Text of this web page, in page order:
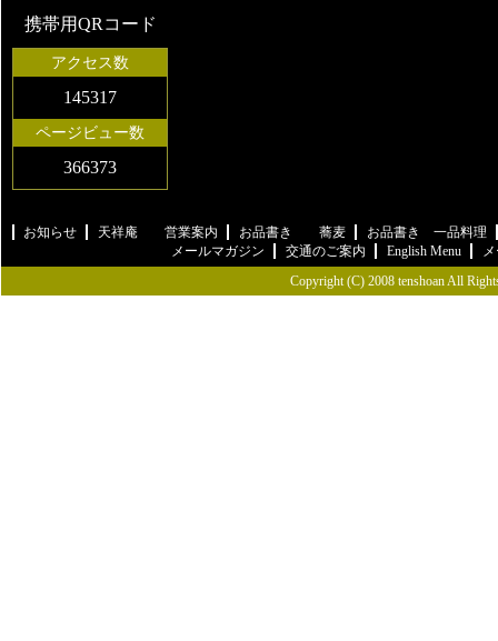
携帯用QRコード
アクセス数
145317
ページビュー数
366373
お知らせ 天祥庵 営業案内 お品書き 蕎麦
お品書き 一品料理
メールマガジン
交通のご案内 English Menu
Copyright (C) 2008 tenshoan All